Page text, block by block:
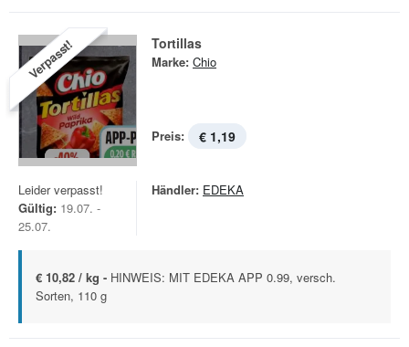
Verpasst! Tortillas
Marke: Chio
Preis: € 1,19
Leider verpasst!
Gültig: 19.07. -
25.07.
Händler: EDEKA
€ 10,82 / kg - HINWEIS: MIT EDEKA APP 0.99, versch.
Sorten, 110 g